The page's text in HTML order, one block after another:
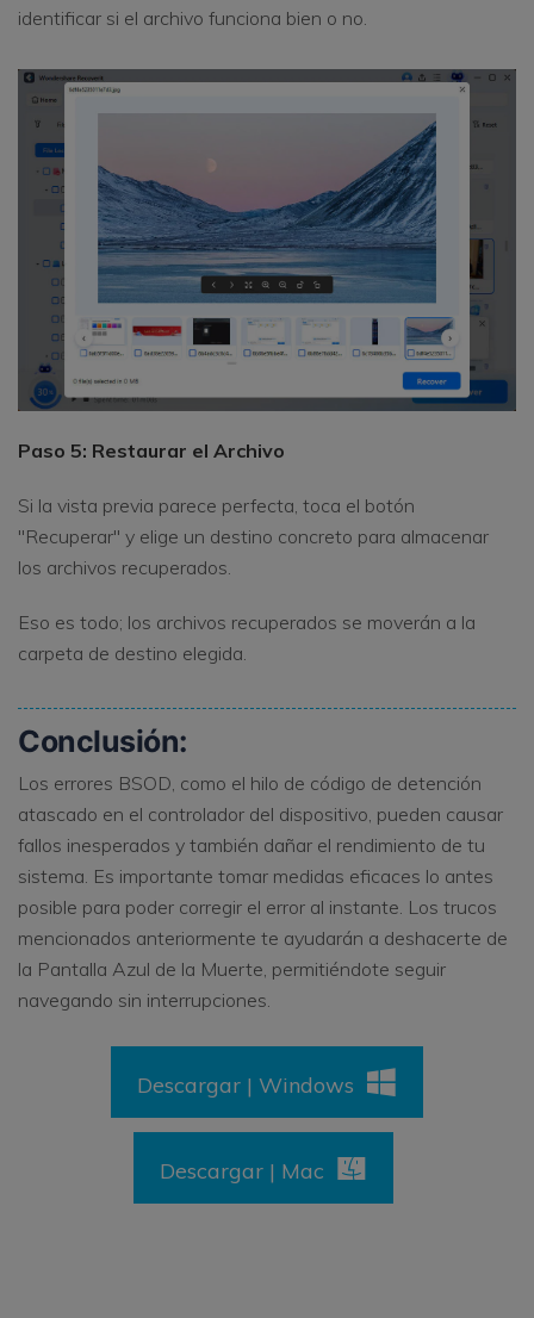
identificar si el archivo funciona bien o no.
Paso 5: Restaurar el Archivo
Si la vista previa parece perfecta, toca el botón
"Recuperar" y elige un destino concreto para almacenar
los archivos recuperados.
Eso es todo; los archivos recuperados se moverán a la
carpeta de destino elegida.
Conclusión:
Los errores BSOD, como el hilo de código de detención
atascado en el controlador del dispositivo, pueden causar
fallos inesperados y también dañar el rendimiento de tu
sistema. Es importante tomar medidas eficaces lo antes
posible para poder corregir el error al instante. Los trucos
mencionados anteriormente te ayudarán a deshacerte de
la Pantalla Azul de la Muerte, permitiéndote seguir
navegando sin interrupciones.
Descargar | Windows
Descargar | Mac